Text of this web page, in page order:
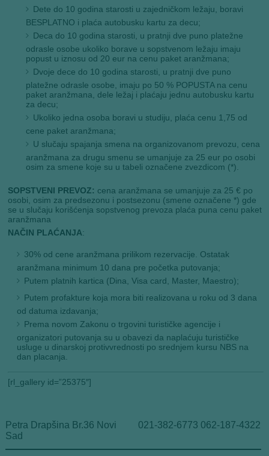
Dete do 10 godina starosti u zajedničkom ležaju, boravi
BESPLATNO i plaća autobusku kartu za decu;
Deca do 10 godina starosti, u pratnji dve puno platežne
odrasle osobe ukoliko borave u sopstvenom ležaju imaju
popust u iznosu od 20 eur na cenu paket aranžmana;
Dvoje dece do 10 godina starosti, u pratnji dve puno
platežne odrasle osobe, imaju po 50 % POPUSTA na cenu
paket aranžmana, dele ležaj i plaćaju jednu autobusku kartu
za decu;
Ukoliko jedna osoba boravi u studiju, plaća cenu 1,75 od
cene paket aranžmana;
U slučaju spajanja smena na organizovanom prevozu, cena
aranžmana za drugu smenu se umanjuje za 25 eur po osobi
osim za smene koje su u tabeli označene zvezdicom (*).
SOPSTVENI PREVOZ: cena aranžmana se umanjuje za 25 € po
osobi, osim za predsezonu i postsezonu (smene označene *) gde
se u slučaju korišćenja sopstvenog prevoza plaća puna cenu paket
aranžmana
NAČIN PLAĆANJA:
30% od cene aranžmana prilikom rezervacije. Ostatak
aranžmana minimum 10 dana pre početka putovanja;
Putem platnih kartica (Dina, Visa card, Master, Maestro);
Putem profakture koja mora biti realizovana u roku od 3 dana
od datuma izdavanja;
Prema novom Zakonu o trgovini turističke agencije i
organizatori putovanja su u obavezi da naplaćuju turističke
usluge u dinarskoj protivvrednosti po srednjem kursu NBS na
dan placanja.
[rl_gallery id=”25375″]
Petra Drapšina Br.36 Novi
Sad
021-382-6773 062-187-4322